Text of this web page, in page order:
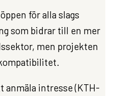
för alla slags
som bidrar till en mer
men projekten
anmäla intresse (KTH-